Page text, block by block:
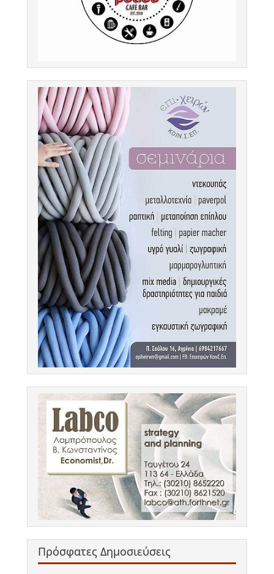
Πρόσφατες Δημοσιεύσεις